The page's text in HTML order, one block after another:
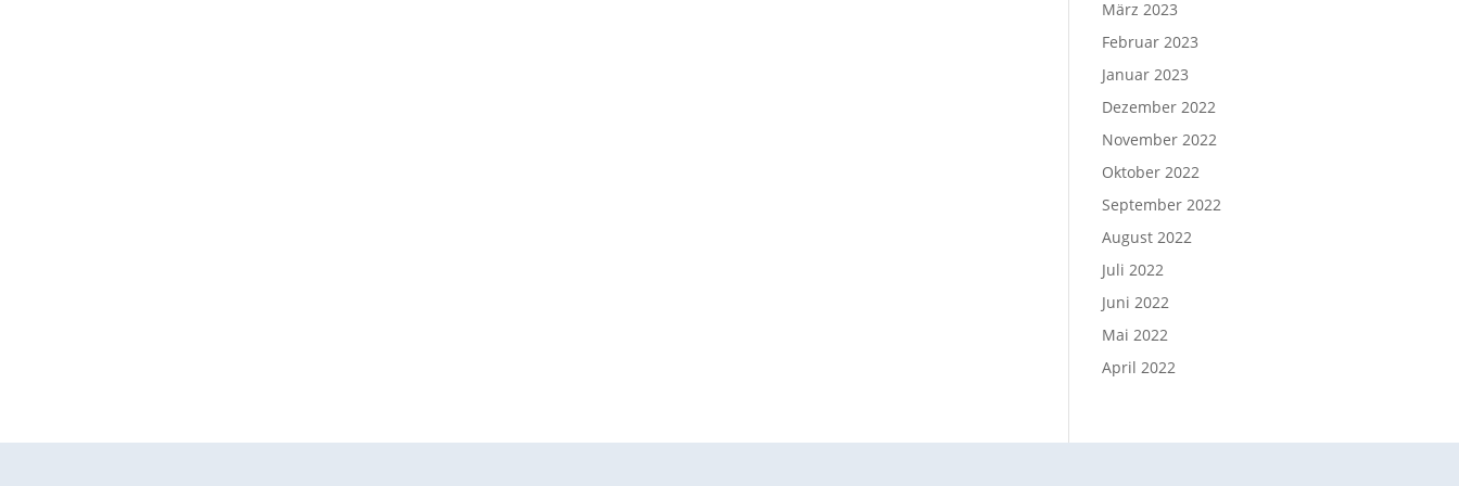
März 2023
Februar 2023
Januar 2023
Dezember 2022
November 2022
Oktober 2022
September 2022
August 2022
Juli 2022
Juni 2022
Mai 2022
April 2022